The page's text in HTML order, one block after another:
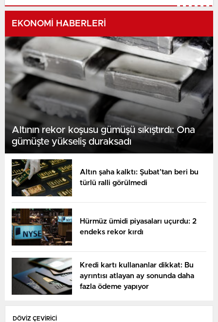
EKONOMİ HABERLERİ
Altının rekor koşusu gümüşü sıkıştırdı: Ona
gümüşte yükseliş duraksadı
Altın şaha kalktı: Şubat’tan beri bu
türlü ralli görülmedi
Hürmüz ümidi piyasaları uçurdu: 2
endeks rekor kırdı
Kredi kartı kullananlar dikkat: Bu
ayrıntısı atlayan ay sonunda daha
fazla ödeme yapıyor
DÖVİZ ÇEVİRİCİ